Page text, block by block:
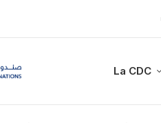
La CDC